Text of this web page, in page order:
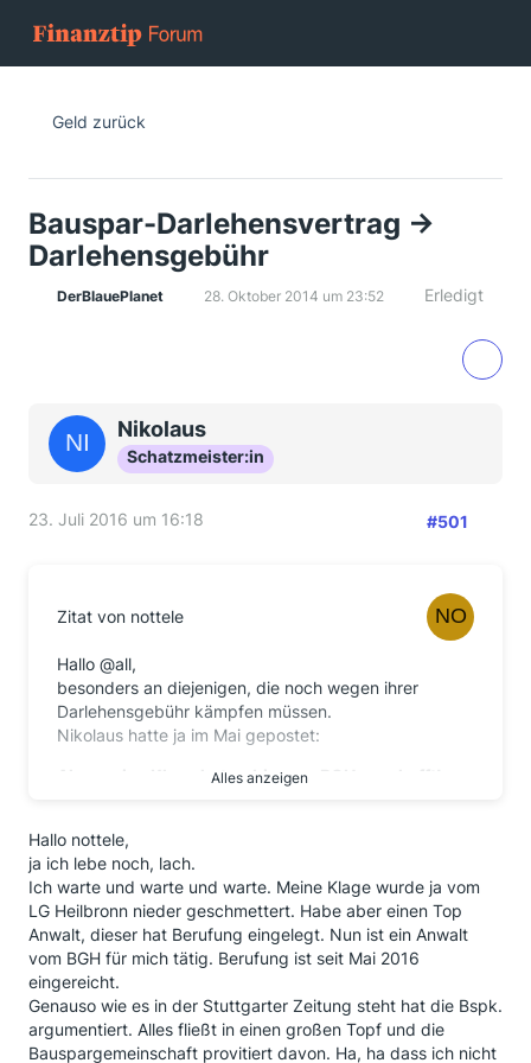
Geld zurück
Bauspar-Darlehensvertrag ->
Darlehensgebühr
DerBlauePlanet 28. Oktober 2014 um 23:52 Erledigt
Nikolaus
Schatzmeister:in
23. Juli 2016 um 16:18 #501
Zitat von nottele
Hallo @all,
besonders an diejenigen, die noch wegen ihrer
Darlehensgebühr kämpfen müssen.
Nikolaus hatte ja im Mai gepostet:
lso meine Klage hat es bis zum BGH geschafft!
ich nun einen Bericht bei "test.de" unter der Chronik
der Ereigmisse (die Bearbeitungsgebühr betreffend)
folgenden Bericht gefunden:
23.5.2016 Rechtsanwalt Dr. Phillipp Banjari aus
Köln
berichtet: Wohl um ein
verbraucherfreundliches Grundsatzurteil des
Oberlandergerichts zu verhindern, hat die Wüstenrot
Bausparkasse die Forderung einer
Erbengemeinschaft auf Erstattung von rund 17000
Alles anzeigen
Hallo nottele,
ja ich lebe noch, lach.
Ich warte und warte und warte. Meine Klage wurde ja vom
LG Heilbronn nieder geschmettert. Habe aber einen Top
Anwalt, dieser hat Berufung eingelegt. Nun ist ein Anwalt
vom BGH für mich tätig. Berufung ist seit Mai 2016
eingereicht.
Genauso wie es in der Stuttgarter Zeitung steht hat die Bspk.
argumentiert. Alles fließt in einen großen Topf und die
Bauspargemeinschaft provitiert davon. Ha, ha dass ich nicht